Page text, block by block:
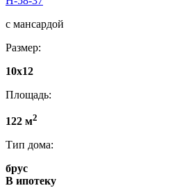
с мансардой
Размер:
10х12
Площадь:
122 м2
Тип дома:
брус
В ипотеку